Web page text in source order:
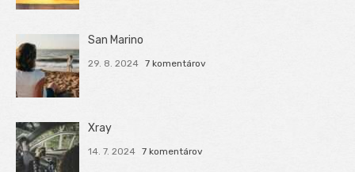
San Marino
29. 8. 2024 7 komentárov
Xray
14. 7. 2024 7 komentárov